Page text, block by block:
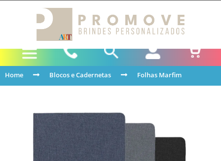
Home Blocos e Cadernetas Folhas Marfim